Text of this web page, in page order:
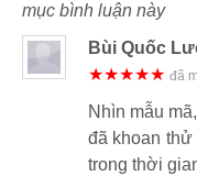
mục bình luận này
Bùi Quốc
★★★★★ đã
Nhìn mẫu
đã khoan thử
trong thời